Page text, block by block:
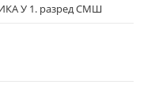
У 1. разред СМШ